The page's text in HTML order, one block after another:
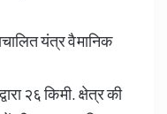
यंत्र वैमानिक
२६ किमी. क्षेत्र की